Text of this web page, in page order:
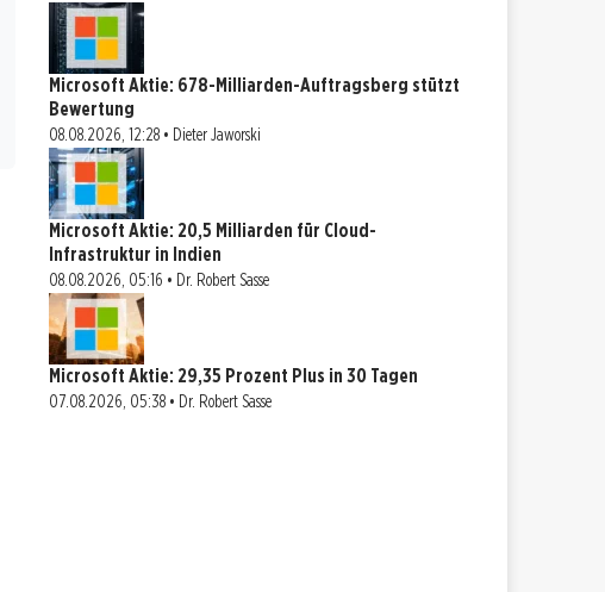
Microsoft Aktie: 678-Milliarden-Auftragsberg stützt
Bewertung
08.08.2026, 12:28 • Dieter Jaworski
Microsoft Aktie: 20,5 Milliarden für Cloud-
Infrastruktur in Indien
08.08.2026, 05:16 • Dr. Robert Sasse
Microsoft Aktie: 29,35 Prozent Plus in 30 Tagen
07.08.2026, 05:38 • Dr. Robert Sasse